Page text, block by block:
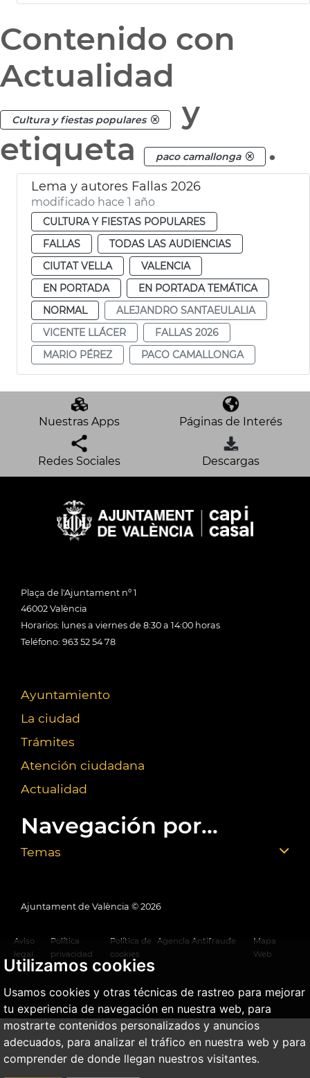
Utilizamos cookies
Usamos cookies y otras técnicas de rastreo para mejorar
tu experiencia de navegación en nuestra web, para
mostrarte contenidos personalizados y anuncios
adecuados, para analizar el tráfico en nuestra web y para
comprender de donde llegan nuestros visitantes.
Contenido con
Actualidad
Cultura y fiestas populares
y
etiqueta
paco camallonga .
Lema y autores Fallas 2026
modificado hace 1 año
CULTURA Y FIESTAS POPULARES
FALLAS
TODAS LAS AUDIENCIAS
CIUTAT VELLA
VALENCIA
EN PORTADA
EN PORTADA TEMÁTICA
NORMAL
ALEJANDRO SANTAEULALIA
VICENTE LLÁCER
FALLAS 2026
MARIO PÉREZ
PACO CAMALLONGA
Nuestras Apps Páginas de Interés
Redes Sociales Descargas
Plaça de l'Ajuntament nº 1
46002 València
Horarios: lunes a viernes de 8:30 a 14:00 horas
Teléfono: 963 52 54 78
Ayuntamiento
La ciudad
Trámites
Atención ciudadana
Actualidad
Navegación por...
Temas
Ajuntament de València © 2026
Aviso
legal
Política
privacidad
Política de
cookies
Agencia Antifraude
Mapa
Web